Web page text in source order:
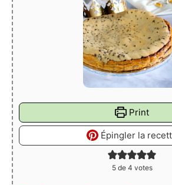
Print
Épingler la
5de 4 votes